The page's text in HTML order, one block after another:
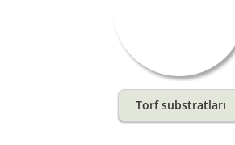
Torf substratları